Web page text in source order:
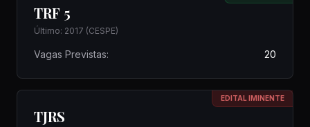
TRF 5
Último: 2017 (CESPE)
Vagas Previstas: 20
EDITAL IMINENTE
TJRS